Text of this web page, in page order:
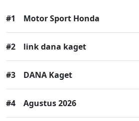
#1 Motor Sport Honda
#2 link dana kaget
#3 DANA Kaget
#4 Agustus 2026